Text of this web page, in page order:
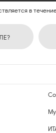
в